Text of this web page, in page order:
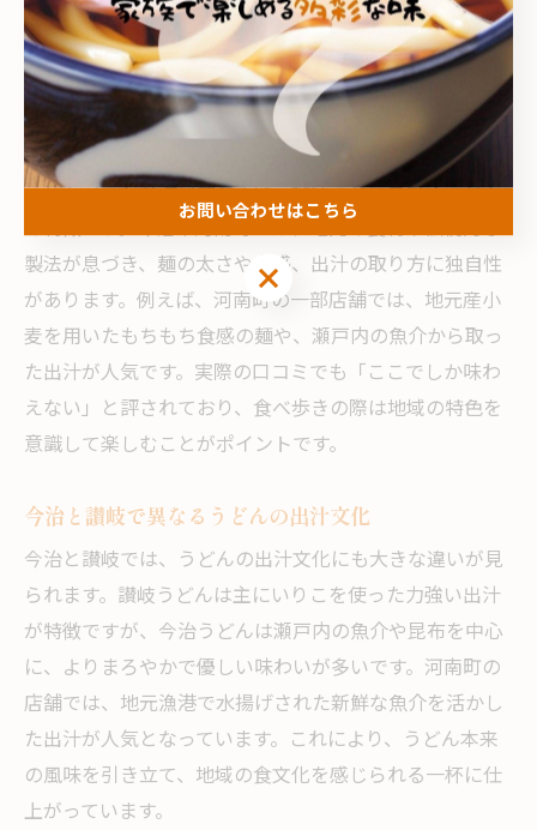
います。両者の違いを実際に食べ比べることで、麺や出
汁の個性を深く理解でき、うどんの奥深さを体感できま
す。
うどんファン注目の地域ごとの特徴とは
うどんファンが注目すべきは、地域ごとに異なるうどん
の特徴です。今治市河南町では、地元の食材や伝統的な
製法が息づき、麺の太さや食感、出汁の取り方に独自性
があります。例えば、河南町の一部店舗では、地元産小
麦を用いたもちもち食感の麺や、瀬戸内の魚介から取っ
た出汁が人気です。実際の口コミでも「ここでしか味わ
えない」と評されており、食べ歩きの際は地域の特色を
意識して楽しむことがポイントです。
今治と讃岐で異なるうどんの出汁文化
今治と讃岐では、うどんの出汁文化にも大きな違いが見
られます。讃岐うどんは主にいりこを使った力強い出汁
が特徴ですが、今治うどんは瀬戸内の魚介や昆布を中心
に、よりまろやかで優しい味わいが多いです。河南町の
店舗では、地元漁港で水揚げされた新鮮な魚介を活かし
た出汁が人気となっています。これにより、うどん本来
の風味を引き立て、地域の食文化を感じられる一杯に仕
上がっています。
お問い合わせはこちら
お問い合わせはこちら